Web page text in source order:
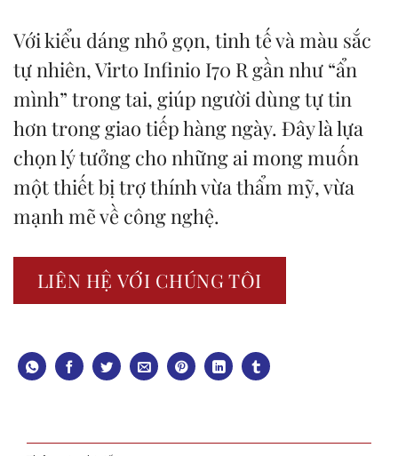
Với kiểu dáng nhỏ gọn, tinh tế và màu sắc
tự nhiên, Virto Infinio I70 R gần như “ẩn
mình” trong tai, giúp người dùng tự tin
hơn trong giao tiếp hàng ngày. Đây là lựa
chọn lý tưởng cho những ai mong muốn
một thiết bị trợ thính vừa thẩm mỹ, vừa
mạnh mẽ về công nghệ.
LIÊN HỆ VỚI CHÚNG TÔI